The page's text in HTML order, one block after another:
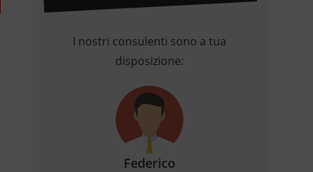
I nostri consulenti sono a tua
disposizione:
Federico